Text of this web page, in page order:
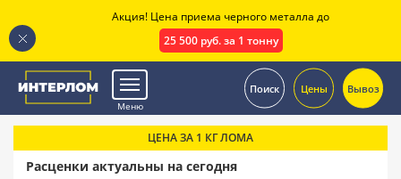
Меню
Поиск Цены Вывоз
ЦЕНА ЗА 1 КГ ЛОМА
Расценки актуальны на сегодня
Акция! Цена приема черного металла до
25 500 руб. за 1 тонну
.